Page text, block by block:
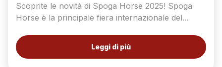
Scoprite le novità di Spoga Horse 2025! Spoga
Horse è la principale fiera internazionale del...
Leggi di più